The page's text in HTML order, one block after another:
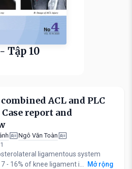
Tập 10
ACL and PLC
report and
Ngô Văn Toàn
ligamentous system
- 16% of knee ligament i...
Mở rộng